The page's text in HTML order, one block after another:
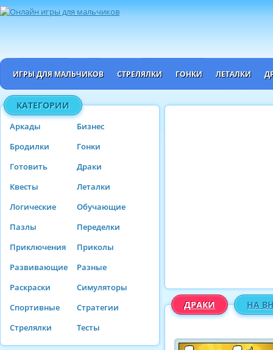
ИГРЫ ДЛЯ МАЛЬЧИКОВ СТРЕЛЯЛКИ ГОНКИ ЛЕТАЛКИ
КАТЕГОРИИ
Аркады
Бизнес
Бродилки
Гонки
Готовить
Драки
Квесты
Леталки
Логические
Обучающие
Пазлы
Переделки
Приключения
Приколы
Развивающие
Разные
Раскраски
Симуляторы
Спортивные
Стратегии
Стрелялки
Тесты
ДРАКИ НА